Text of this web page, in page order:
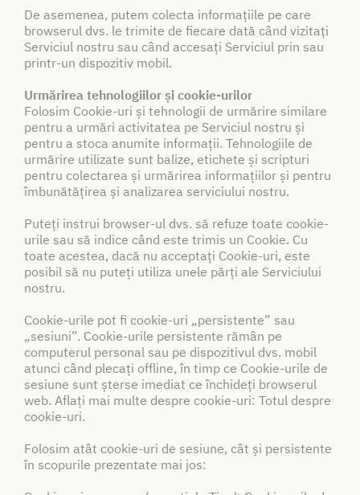
De asemenea, putem colecta informațiile pe care
browserul dvs. le trimite de fiecare dată când vizitați
Serviciul nostru sau când accesați Serviciul prin sau
printr-un dispozitiv mobil.
Urmărirea tehnologiilor și cookie-urilor
Folosim Cookie-uri și tehnologii de urmărire similare
pentru a urmări activitatea pe Serviciul nostru și
pentru a stoca anumite informații. Tehnologiile de
urmărire utilizate sunt balize, etichete și scripturi
pentru colectarea și urmărirea informațiilor și pentru
îmbunătățirea și analizarea serviciului nostru.
Puteți instrui browser-ul dvs. să refuze toate cookie-
urile sau să indice când este trimis un Cookie. Cu
toate acestea, dacă nu acceptați Cookie-uri, este
posibil să nu puteți utiliza unele părți ale Serviciului
nostru.
Cookie-urile pot fi cookie-uri „persistente” sau
„sesiuni”. Cookie-urile persistente rămân pe
computerul personal sau pe dispozitivul dvs. mobil
atunci când plecați offline, în timp ce Cookie-urile de
sesiune sunt șterse imediat ce închideți browserul
web. Aflați mai multe despre cookie-uri: Totul despre
cookie-uri.
Folosim atât cookie-uri de sesiune, cât și persistente
în scopurile prezentate mai jos: